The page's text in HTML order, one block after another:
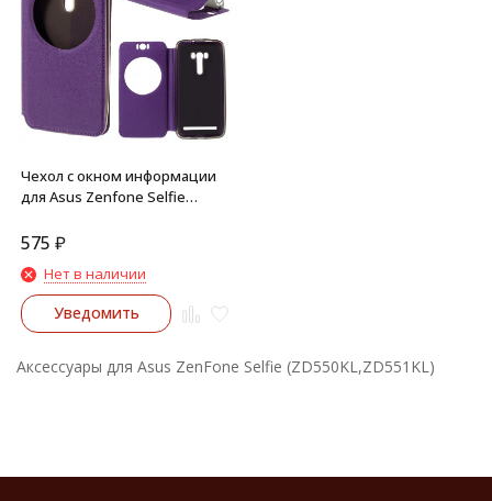
Чехол с окном информации
для Asus Zenfone Selfie
(Фиолетовый)
575 ₽
Нет в наличии
Уведомить
Аксессуары для Asus ZenFone Selfie (ZD550KL,ZD551KL)